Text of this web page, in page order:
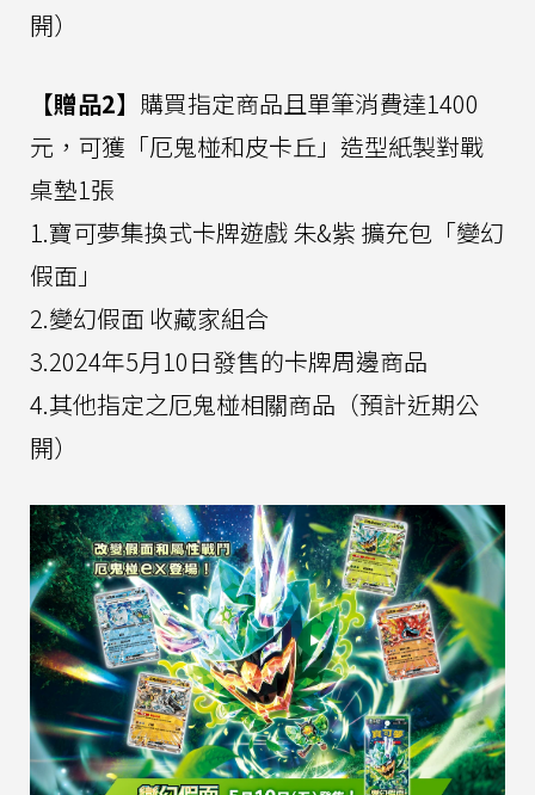
開）
【贈品2】 購買指定商品且單筆消費達1400
元，可獲「厄鬼椪和皮卡丘」造型紙製對戰
桌墊1張
1.寶可夢集換式卡牌遊戲 朱&紫 擴充包「變幻
假面」
2.變幻假面 收藏家組合
3.2024年5月10日發售的卡牌周邊商品
4.其他指定之厄鬼椪相關商品（預計近期公
開）